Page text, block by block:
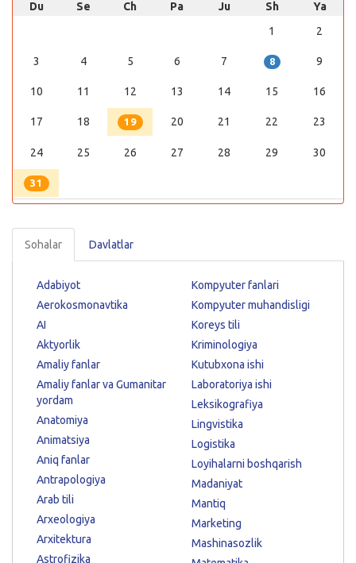
Du Se Ch Pa Ju Sh
Ya
1
2
3 4 5 6 7 8 9
10 11 12 13 14 15 16
17 18 19 20 21 22 23
24 25 26 27 28 29 30
31
Sohalar Davlatlar
Adabiyot
Aerokosmonavtika
AI
Aktyorlik
Amaliy fanlar
Amaliy fanlar va Gumanitar
yordam
Anatomiya
Animatsiya
Aniq fanlar
Antrapologiya
Arab tili
Arxeologiya
Arxitektura
Astrofizika
Kompyuter fanlari
Kompyuter muhandisligi
Koreys tili
Kriminologiya
Kutubxona ishi
Laboratoriya ishi
Leksikografiya
Lingvistika
Logistika
Loyihalarni boshqarish
Madaniyat
Mantiq
Marketing
Mashinasozlik